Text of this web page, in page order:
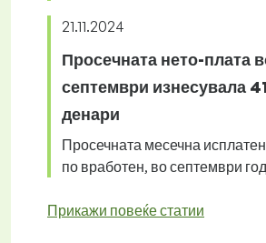
21.11.2024
Просечната нето-плата
септември изнесувала
денари
Просечната месечна
по вработен, во септември
Прикажи повеќе статии